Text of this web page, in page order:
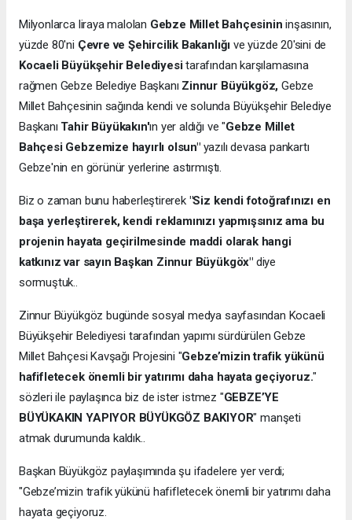
Milyonlarca liraya malolan Gebze Millet Bahçesinin inşasının,
yüzde 80'ni Çevre ve Şehircilik Bakanlığı ve yüzde 20'sini de
Kocaeli Büyükşehir Belediyesitarafından karşılamasına
rağmen Gebze Belediye Başkanı Zinnur Büyükgöz, Gebze
Millet Bahçesinin sağında kendi ve solunda Büyükşehir Belediye
Başkanı Tahir Büyükakın'ın yer aldığı ve "Gebze Millet
Bahçesi Gebzemize hayırlı olsun"yazılı devasa pankartı
Gebze'nin en görünür yerlerine astırmıştı.
Biz o zaman bunu haberleştirerek "Siz kendi fotoğrafınızı en
başa yerleştirerek, kendi reklamınızı yapmışsınız ama bu
projenin hayata geçirilmesinde maddi olarak hangi
katkınız var sayın Başkan Zinnur Büyükgöx" diye
sormuştuk..
Zinnur Büyükgöz bugünde sosyal medya sayfasından Kocaeli
Büyükşehir Belediyesi tarafından yapımı sürdürülen Gebze
Millet Bahçesi Kavşağı Projesini "Gebze’mizin trafik yükünü
hafifletecek önemli bir yatırımı daha hayata geçiyoruz."
sözleri ile paylaşınca biz de ister istmez "GEBZE’YE
BÜYÜKAKIN YAPIYOR BÜYÜKGÖZ BAKIYOR" manşeti
atmak durumunda kaldık..
Başkan Büyükgöz paylaşımında şu ifadelere yer verdi;
"Gebze’mizin trafik yükünü hafifletecek önemli bir yatırımı daha
hayata geçiyoruz.